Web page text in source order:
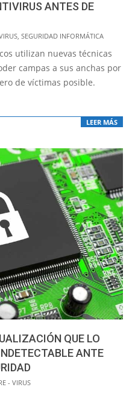
ANTES DE
, SEGURIDAD INFORMÁTICA
utilizan nuevas técnicas
campas a sus anchas por
de víctimas posible.
LEER MÁS
QUE LO
ANTE
- VIRUS